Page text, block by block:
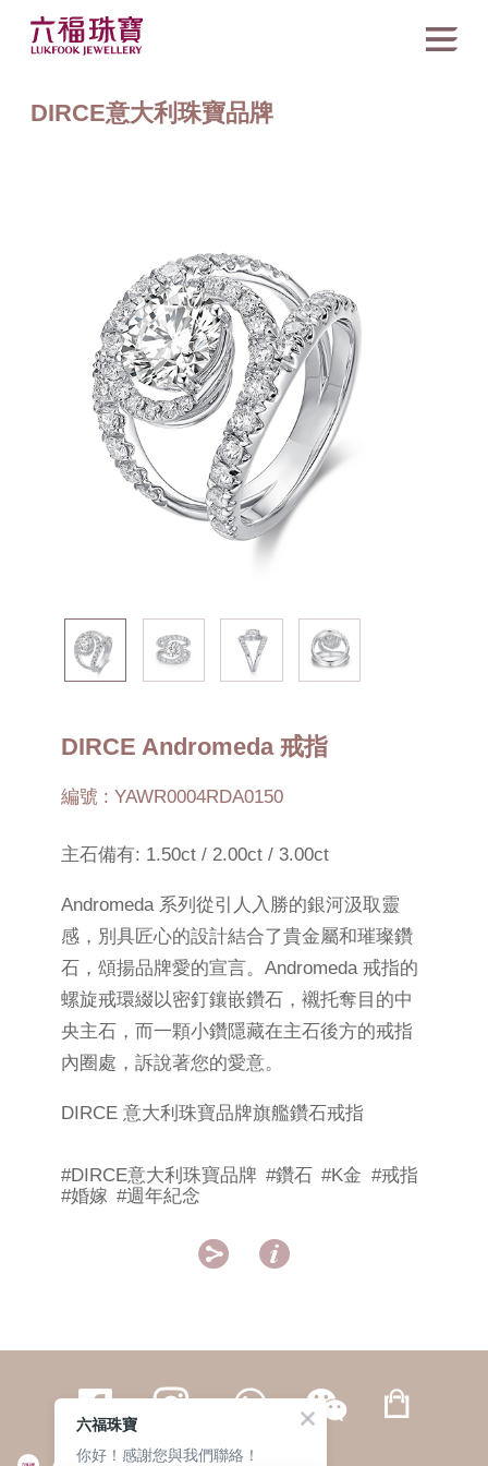
DIRCE意大利珠寶品牌
DIRCE Andromeda 戒指
編號 : YAWR0004RDA0150
主石備有: 1.50ct / 2.00ct / 3.00ct
Andromeda 系列從引人入勝的銀河汲取靈
感，別具匠心的設計結合了貴金屬和璀璨鑽
石，頌揚品牌愛的宣言。Andromeda 戒指的
螺旋戒環綴以密釘鑲嵌鑽石，襯托奪目的中
央主石，而一顆小鑽隱藏在主石後方的戒指
內圈處，訴說著您的愛意。
DIRCE 意大利珠寶品牌旗艦鑽石戒指
#DIRCE意大利珠寶品牌 #鑽石 #K金 #戒指
#婚嫁 #週年紀念
 
六福珠寶
你好！感謝您與我們聯絡！